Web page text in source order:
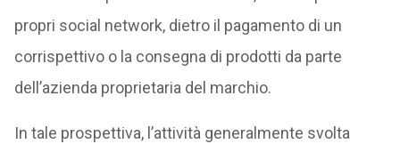
propri social network, dietro il pagamento di un
corrispettivo o la consegna di prodotti da parte
dell’azienda proprietaria del marchio.
In tale prospettiva, l’attività generalmente svolta